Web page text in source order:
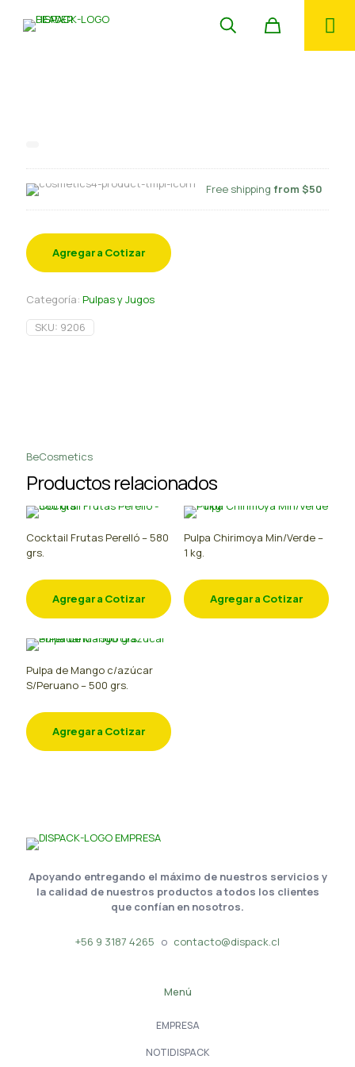
Free shipping from $50
Agregar a Cotizar
Categoría: Pulpas y Jugos
SKU: 9206
BeCosmetics
Productos relacionados
Cocktail Frutas Perelló – 580
grs.
Agregar a Cotizar
Pulpa Chirimoya Min/Verde –
1 kg.
Agregar a Cotizar
Pulpa de Mango c/azúcar
S/Peruano – 500 grs.
Agregar a Cotizar
Apoyando entregando el máximo de nuestros servicios y
la calidad de nuestros productos a todos los clientes
que confían en nosotros.
+56 9 3187 4265 o contacto@dispack.cl
Menú
EMPRESA
NOTIDISPACK